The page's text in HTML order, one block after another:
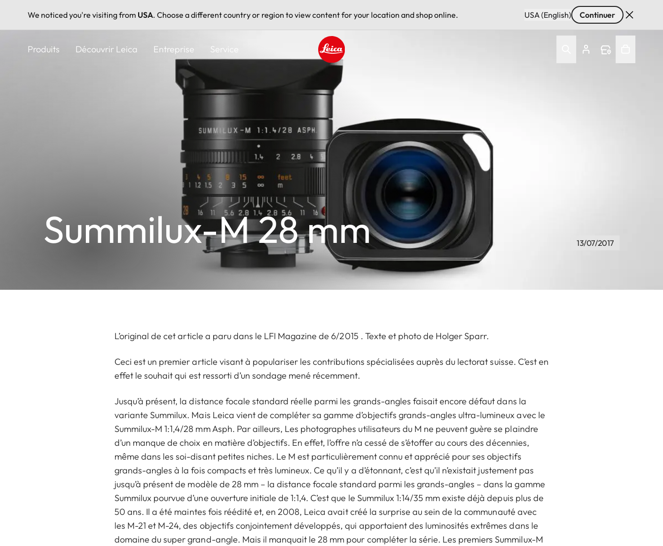
We noticed you're visiting from USA. Choose a different country or region to view content for your location and shop online. USA (English) Continuer
Produits Découvrir Leica Entreprise Service
Leica logo - Home
Summilux-M 28 mm 13/07/2017
L’original de cet article a paru dans le LFI Magazine de 6/2015 . Texte et photo de Holger Sparr.
Ceci est un premier article visant à populariser les contributions spécialisées auprès du lectorat suisse. C’est en
effet le souhait qui est ressorti d’un sondage mené récemment.
Jusqu’à présent, la distance focale standard réelle parmi les grands-angles faisait encore défaut dans la
variante Summilux. Mais Leica vient de compléter sa gamme d’objectifs grands-angles ultra-lumineux avec le
Summilux-M 1:1,4/28 mm Asph. Par ailleurs, Les photographes utilisateurs du M ne peuvent guère se plaindre
d’un manque de choix en matière d’objectifs. En effet, l’offre n’a cessé de s’étoffer au cours des décennies,
même dans les soi-disant petites niches. Le M est particulièrement connu et apprécié pour ses objectifs
grands-angles à la fois compacts et très lumineux. Ce qu’il y a d’étonnant, c’est qu’il n’existait justement pas
jusqu’à présent de modèle de 28 mm – la distance focale standard parmi les grands-angles – dans la gamme
Summilux pourvue d’une ouverture initiale de 1:1,4. C’est que le Summilux 1:14/35 mm existe déjà depuis plus de
50 ans. Il a été maintes fois réédité et, en 2008, Leica avait créé la surprise au sein de la communauté avec
les M-21 et M-24, des objectifs conjointement développés, qui apportaient des luminosités extrêmes dans le
domaine du super grand-angle. Mais il manquait le 28 mm pour compléter la série. Les premiers Summilux-M